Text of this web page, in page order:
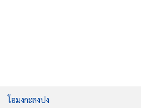
โอมงกะลงปง